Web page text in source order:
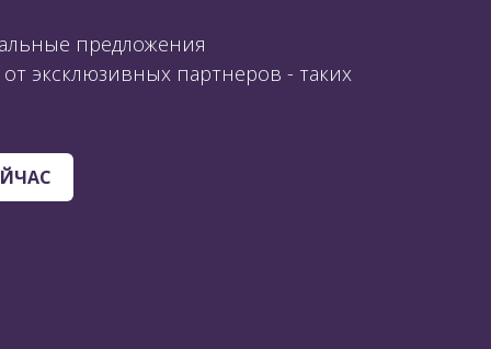
предложения
эксклюзивных партнеров - таких